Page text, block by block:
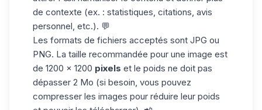
de contexte (ex. : statistiques, citations, avis
personnel, etc.). 💬
Les formats de fichiers acceptés sont JPG ou
PNG. La taille recommandée pour une image est
de 1200 x 1200 pixels et le poids ne doit pas
dépasser 2 Mo (si besoin, vous pouvez
compresser les images pour réduire leur poids